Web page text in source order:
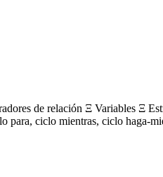
de relación Ξ Variables Ξ
para, ciclo mientras, ciclo haga-